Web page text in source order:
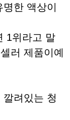
한 액상이
1위라고 말
러 제품이예
려있는 청